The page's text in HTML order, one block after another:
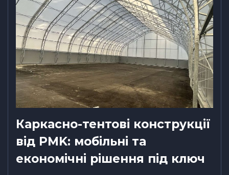
Каркасно-тентові конструкції
від PMK: мобільні та
економічні рішення під ключ